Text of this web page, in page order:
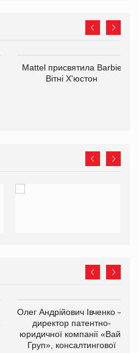
Mattel присвятила Barbie
Вітні Х'юстон
Олег Андрійович Івченко —
директор патентно-
юридичної компанії «Вайз
Груп», консалтингової